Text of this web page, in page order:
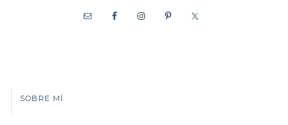
SOBRE MÍ